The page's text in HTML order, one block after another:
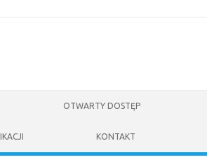
OTWARTY DOSTĘP
KONTAKT